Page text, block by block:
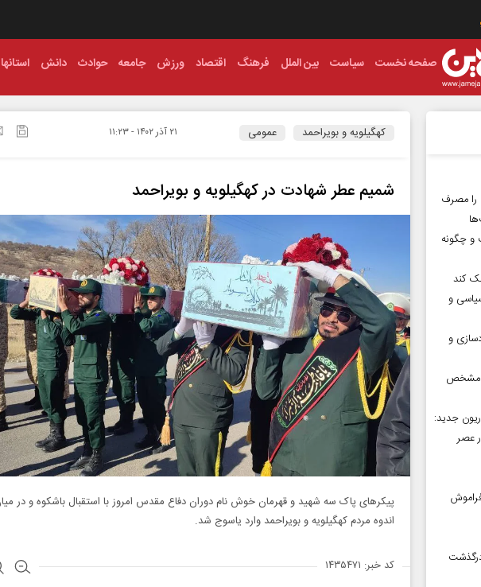
صفحه نخست سیاست بین الملل فرهنگ اقتصاد ورزش جامعه حوادث دانش استانها
کهگیلویه و بویراحمد عمومی ۲۱ آذر ۱۴۰۲ - ۱۱:۲۳
شمیم عطر شهادت در کهگیلویه و بویراحمد
پیکر‌های پاک سه شهید و قهرمان خوش نام دوران دفاع مقدس امروز با استقبال باشکوه و در
اندوه مردم کهگیلویه و بویراحمد وارد یاسوج شد.
کد خبر: ۱۴۳۵۴۷۱
را مصرف
چگونه
کند
و
و
مشخص
جدید:
عصر